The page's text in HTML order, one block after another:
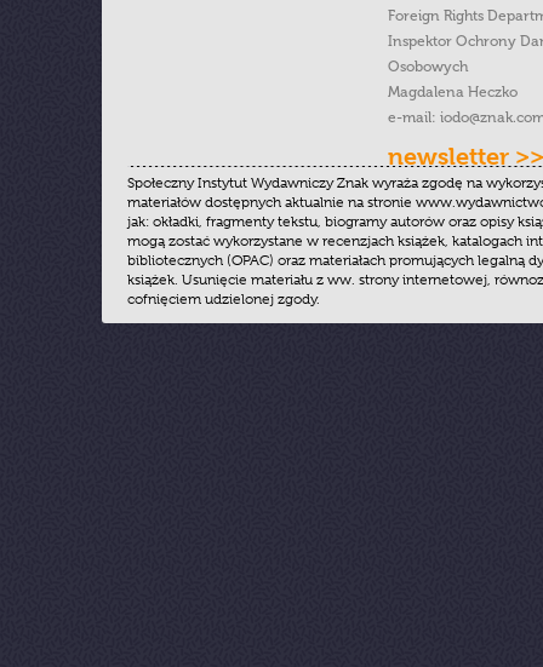
Foreign Rights
Inspektor Ochrony
Osobowych
Magdalena Heczko
e-mail:
newsletter >>
Społeczny Instytut Wydawniczy Znak wyraża zgodę na
materiałów dostępnych aktualnie na stronie
jak: okładki, fragmenty tekstu, biogramy autorów oraz opisy
mogą zostać wykorzystane w recenzjach książek, katalogach
bibliotecznych (OPAC) oraz materiałach promujących legalną
książek. Usunięcie materiału z ww. strony internetowej,
cofnięciem udzielonej zgody.